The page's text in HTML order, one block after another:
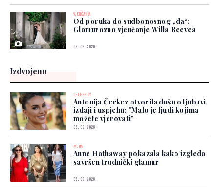
VJENČANJA
Od poruka do sudbonosnog „da“:
Glamurozno vjenčanje Willa Reevea
08. 02. 2026.
Izdvojeno
CELEBRITY
Antonija Čerkez otvorila dušu o ljubavi,
izdaji i uspjehu: "Malo je ljudi kojima
možete vjerovati"
05. 08. 2026.
MODA
Anne Hathaway pokazala kako izgleda
savršen trudnički glamur
05. 08. 2026.